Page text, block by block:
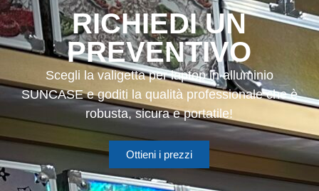
RICHIEDI UN
PREVENTIVO
Scegli la valigetta per laptop in alluminio
SUNCASE e goditi la qualità professionale che è
robusta, sicura e portatile!
Ottieni i prezzi